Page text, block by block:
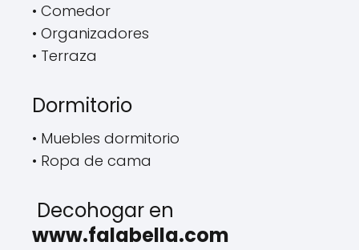
• Comedor
• Organizadores
• Terraza
Dormitorio
• Muebles dormitorio
• Ropa de cama
Decohogar en
www.falabella.com